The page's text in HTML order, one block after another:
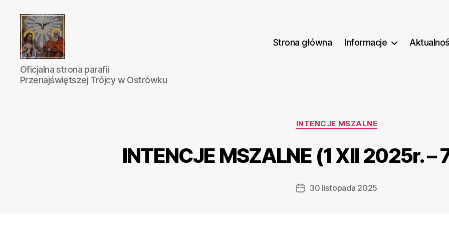
Parafia
Katolicka
Przenajświętszej
Oficjalna strona parafii
Przenajświętszej Trójcy w Ostrówku
Strona główna Informacje
Kategorie
INTENCJE MSZALNE
INTENCJE MSZALNE (1 XII 2025r. –
Data30 listopada 2025